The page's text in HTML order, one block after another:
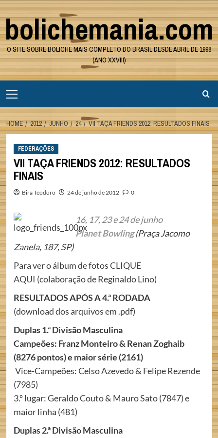
Skip
to
content
bolichemania.com
O SITE SOBRE BOLICHE MAIS COMPLETO DO BRASIL DESDE ABRIL DE 1998
(ANO XXVIII)
Menu
HOME 2012 JUNHO 24 VII TAÇA FRIENDS 2012: RESULTADOS FINAIS
FEDERAÇÕES
VII TAÇA FRIENDS 2012: RESULTADOS
FINAIS
Bira Teodoro 24 de junho de 2012 0
16, 17,23 e 24 de junho
Planet Bowling(Praça Jacomo
Zanela, 187, SP)
Para ver o álbum de fotosCLIQUE
AQUI (colaboração de Reginaldo Lino)
RESULTADOS APÓS A 4.ª RODADA
(download dos arquivos em .pdf)
Duplas 1.ª Divisão Masculina
Campeões: Franz Monteiro & Renan Zoghaib
(8276 pontos) e maior série (2161)
Vice-Campeões: Celso Azevedo & Felipe Rezende
(7985)
3.º lugar: Geraldo Couto & Mauro Sato (7847) e
maior linha (481)
Duplas 2.ª Divisão Masculina